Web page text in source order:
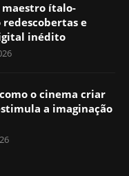
ítalo-
e
inédito
o cinema criar
a imaginação